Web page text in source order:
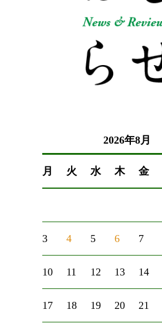
2026年8月
月 火 水 木 金
3 4 5 6 7
10 11 12 13 14
17 18 19 20 21